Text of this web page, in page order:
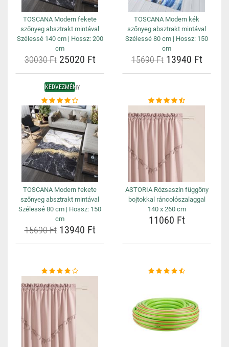
TOSCANA Modern fekete
szőnyeg absztrakt mintával
Szélessé 140 cm | Hossz: 200
cm
30030 Ft25020 Ft
TOSCANA Modern kék
szőnyeg absztrakt mintával
Szélessé 80 cm | Hossz: 150
cm
15690 Ft13940 Ft
KEDVEZMÉNY
TOSCANA Modern fekete
szőnyeg absztrakt mintával
Szélessé 80 cm | Hossz: 150
cm
15690 Ft13940 Ft
ASTORIA Rózsaszín függöny
bojtokkal ráncolószalaggal
140 x 260 cm
11060 Ft